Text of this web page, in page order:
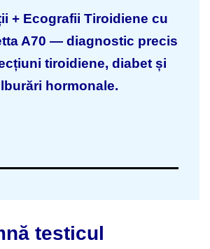
+ Ecografii Tiroidiene cu
A70 — diagnostic precis
tiroidiene, diabet și
hormonale.
testicul